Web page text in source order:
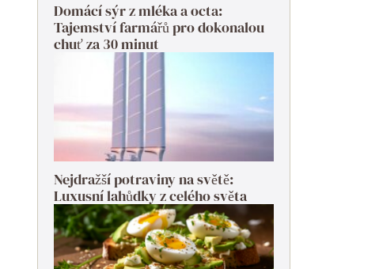
Domácí sýr z mléka a octa:
Tajemství farmářů pro dokonalou
chuť za 30 minut
Nejdražší potraviny na světě:
Luxusní lahůdky z celého světa